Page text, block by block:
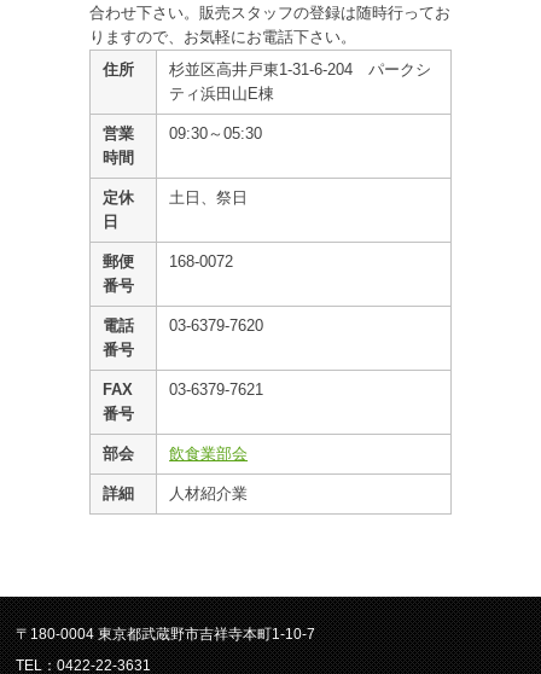
合わせ下さい。販売スタッフの登録は随時行ってお
りますので、お気軽にお電話下さい。
住所
杉並区高井戸東1-31-6-204 パークシ
ティ浜田山E棟
営業
時間
09:30～05:30
定休
日
土日、祭日
郵便
番号
168-0072
電話
番号
03-6379-7620
FAX
番号
03-6379-7621
部会 飲食業部会
詳細 人材紹介業
〒180-0004 東京都武蔵野市吉祥寺本町1-10-7
TEL：0422-22-3631